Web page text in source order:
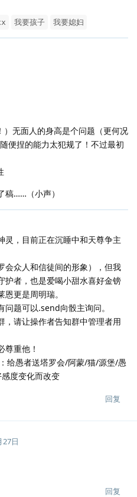
我要孩子 我要媳妇
）无面人的身高是个问题（更何况
便捏的能力太犯规了！不过最初
稿……（小声）
灵，目前正在沉睡中和天尊争主
会众人和信徒间的形象），但我
护者，也是爱喝小甜水喜好金镑
更是周明瑞。
题可以.send向骰主询问。
，请让操作者告知群中管理者用
尊重他！
给愚者送塔罗会/阿蒙/猫/源堡/愚
度变化而改变
回复
27日
回复